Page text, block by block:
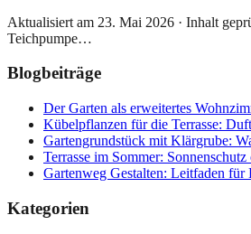
Aktualisiert am 23. Mai 2026 · Inhalt
Teichpumpe…
Blogbeiträge
Der Garten als erweitertes
Kübelpflanzen für die Terrasse:
Gartengrundstück mit Klärgrube:
Terrasse im Sommer:
Gartenweg Gestalten: Leitfaden für
Kategorien